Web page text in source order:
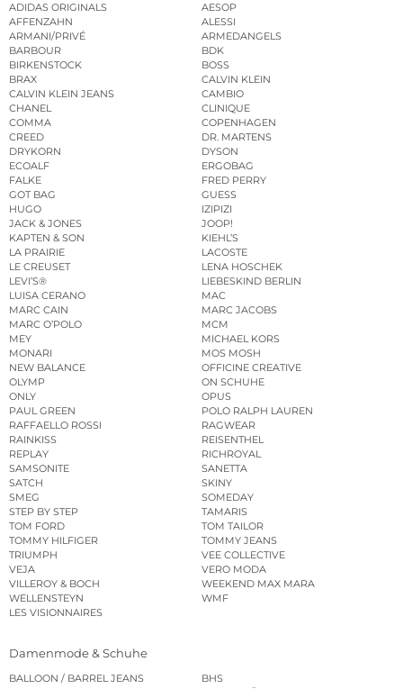
ADIDAS ORIGINALS
AESOP
AFFENZAHN
ALESSI
ARMANI/PRIVÉ
ARMEDANGELS
BARBOUR
BDK
BIRKENSTOCK
BOSS
BRAX
CALVIN KLEIN
CALVIN KLEIN JEANS
CAMBIO
CHANEL
CLINIQUE
COMMA
COPENHAGEN
CREED
DR. MARTENS
DRYKORN
DYSON
ECOALF
ERGOBAG
FALKE
FRED PERRY
GOT BAG
GUESS
HUGO
IZIPIZI
JACK & JONES
JOOP!
KAPTEN & SON
KIEHL’S
LA PRAIRIE
LACOSTE
LE CREUSET
LENA HOSCHEK
LEVI’S®
LIEBESKIND BERLIN
LUISA CERANO
MAC
MARC CAIN
MARC JACOBS
MARC O’POLO
MCM
MEY
MICHAEL KORS
MONARI
MOS MOSH
NEW BALANCE
OFFICINE CREATIVE
OLYMP
ON SCHUHE
ONLY
OPUS
PAUL GREEN
POLO RALPH LAUREN
RAFFAELLO ROSSI
RAGWEAR
RAINKISS
REISENTHEL
REPLAY
RICHROYAL
SAMSONITE
SANETTA
SATCH
SKINY
SMEG
SOMEDAY
STEP BY STEP
TAMARIS
TOM FORD
TOM TAILOR
TOMMY HILFIGER
TOMMY JEANS
TRIUMPH
VEE COLLECTIVE
VEJA
VERO MODA
VILLEROY & BOCH
WEEKEND MAX MARA
WELLENSTEYN
WMF
LES VISIONNAIRES
Damenmode & Schuhe
BALLOON / BARREL JEANS
BHS